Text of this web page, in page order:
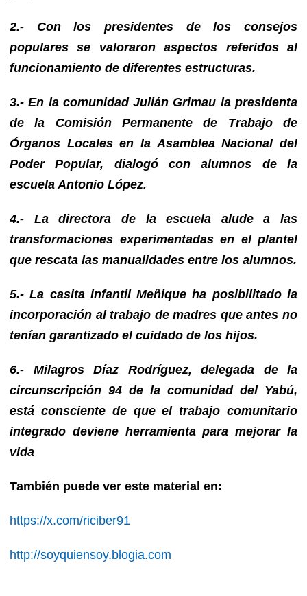
2.- Con los presidentes de los consejos
populares se valoraron aspectos referidos al
funcionamiento de diferentes estructuras.
3.- En la comunidad Julián Grimau la presidenta
de la Comisión Permanente de Trabajo de
Órganos Locales en la Asamblea Nacional del
Poder Popular, dialogó con alumnos de la
escuela Antonio López.
4.- La directora de la escuela alude a las
transformaciones experimentadas en el plantel
que rescata las manualidades entre los alumnos.
5.- La casita infantil Meñique ha posibilitado la
incorporación al trabajo de madres que antes no
tenían garantizado el cuidado de los hijos.
6.- Milagros Díaz Rodríguez, delegada de la
circunscripción 94 de la comunidad del Yabú,
está consciente de que el trabajo comunitario
integrado deviene herramienta para mejorar la
vida
También puede ver este material en:
https://x.com/riciber91
http://soyquiensoy.blogia.com